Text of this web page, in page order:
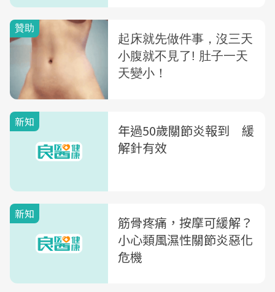
新知
年過50歲關節炎報到 緩
解針有效
新知
筋骨疼痛，按摩可緩解？
小心類風濕性關節炎惡化
危機